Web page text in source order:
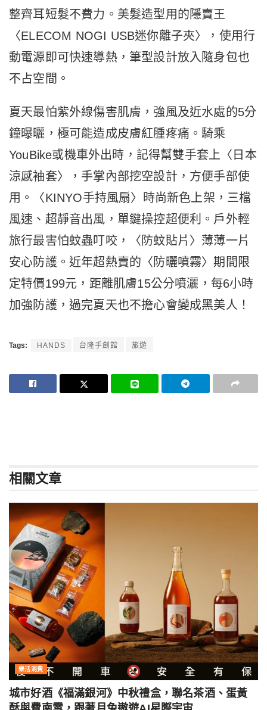
整齊耳短髮不費力。美髮造型用的隱賣王
〈ELECOM NOGI USB迷你離子夾〉，使用行
動電源即可快速導熱，筆型設計放入隨身包也
不占空間。
夏天最怕紫外線傷害肌膚，強風及近水處的5分
鐘曝曬，極可能造成皮膚紅腫疼痛。騎乘
YouBike或機車外出時，記得幫雙手套上〈日本
涼感袖套〉，手掌內部挖空設計，方便手部使
用。〈KINYO手持風扇〉時尚新色上架，三檔
風速、超靜音出風，單鍵操控超便利。戶外輕
旅行最害怕蚊蟲叮咬，〈防蚊貼片〉薄薄一片
安心防護。近年超熱賣的〈防曬噴霧〉期間限
定特價199元，距離肌膚15公分噴灑，每6小時
加強防護，過完夏天也不擔心會變成黑美人！
Tags: HANDS 台隆手創館 旅遊
相關文章
樂活消費
城市好酒《福滿銀河》中秋禮盒，聯名茶酒、蛋黃